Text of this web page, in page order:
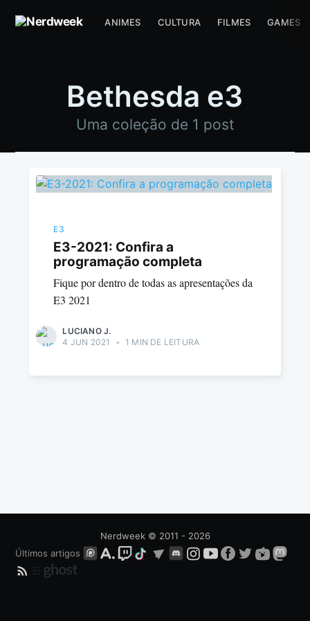
ANIMES CULTURA FILMES GAMES
Bethesda e3
Uma coleção de 1 post
E3
E3-2021: Confira a
programação completa
Fique por dentro de todas as apresentações da
E3 2021
LUCIANO J.
4 JUN 2021
• 1 MIN DE LEITURA
Nerdweek© 2011 - 2026
Últimos artigos